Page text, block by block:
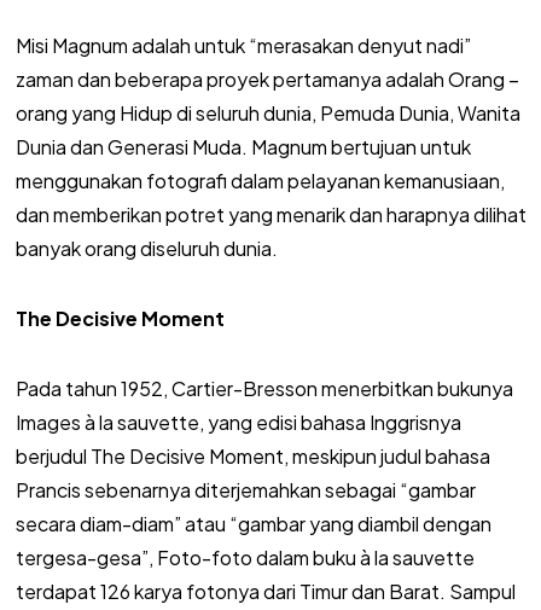
Misi Magnum adalah untuk “merasakan denyut nadi”
zaman dan beberapa proyek pertamanya adalah Orang –
orang yang Hidup di seluruh dunia, Pemuda Dunia, Wanita
Dunia dan Generasi Muda. Magnum bertujuan untuk
menggunakan fotografi dalam pelayanan kemanusiaan,
dan memberikan potret yang menarik dan harapnya dilihat
banyak orang diseluruh dunia.
The Decisive Moment
Pada tahun 1952, Cartier-Bresson menerbitkan bukunya
Images à la sauvette, yang edisi bahasa Inggrisnya
berjudul The Decisive Moment, meskipun judul bahasa
Prancis sebenarnya diterjemahkan sebagai “gambar
secara diam-diam” atau “gambar yang diambil dengan
tergesa-gesa”, Foto-foto dalam buku à la sauvette
terdapat 126 karya fotonya dari Timur dan Barat. Sampul